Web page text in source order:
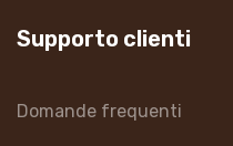
Supporto clienti
Domande frequenti